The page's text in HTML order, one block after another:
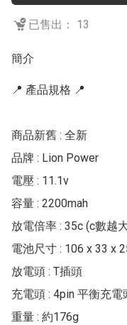
已售出： 13
簡介
📍 產品規格 📍
商品新舊 : 全新
品牌 : Lion Power
電壓 : 11.1v
容量 : 2200mah
放電倍率 : 35c (c數越
電池尺寸 : 106 x 33 x
放電頭 : T插頭
充電頭 : 4pin 平衡充電
重量 : 約176g